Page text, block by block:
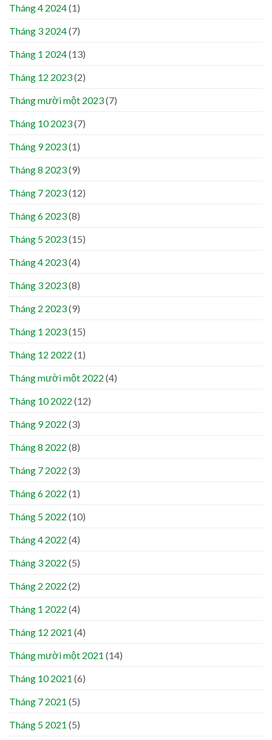
Tháng 4 2024(1)
Tháng 3 2024(7)
Tháng 1 2024(13)
Tháng 12 2023(2)
Tháng mười một 2023(7)
Tháng 10 2023(7)
Tháng 9 2023(1)
Tháng 8 2023(9)
Tháng 7 2023(12)
Tháng 6 2023(8)
Tháng 5 2023(15)
Tháng 4 2023(4)
Tháng 3 2023(8)
Tháng 2 2023(9)
Tháng 1 2023(15)
Tháng 12 2022 (1)
Tháng mười một 2022 (4)
Tháng 10 2022 (12)
Tháng 9 2022 (3)
Tháng 8 2022 (8)
Tháng 7 2022 (3)
Tháng 6 2022 (1)
Tháng 5 2022 (10)
Tháng 4 2022 (4)
Tháng 3 2022 (5)
Tháng 2 2022 (2)
Tháng 1 2022 (4)
Tháng 12 2021 (4)
Tháng mười một 2021 (14)
Tháng 10 2021 (6)
Tháng 7 2021 (5)
Tháng 5 2021 (5)